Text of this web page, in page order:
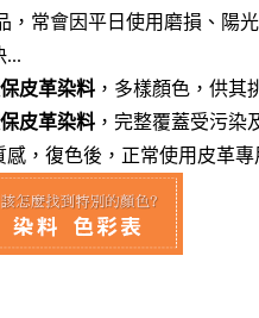
，常會因平日使用磨損、陽
...
皮革染料 ，多樣顏色，供其
皮革染料 ，完整覆蓋受污
，復色後，正常使用皮革